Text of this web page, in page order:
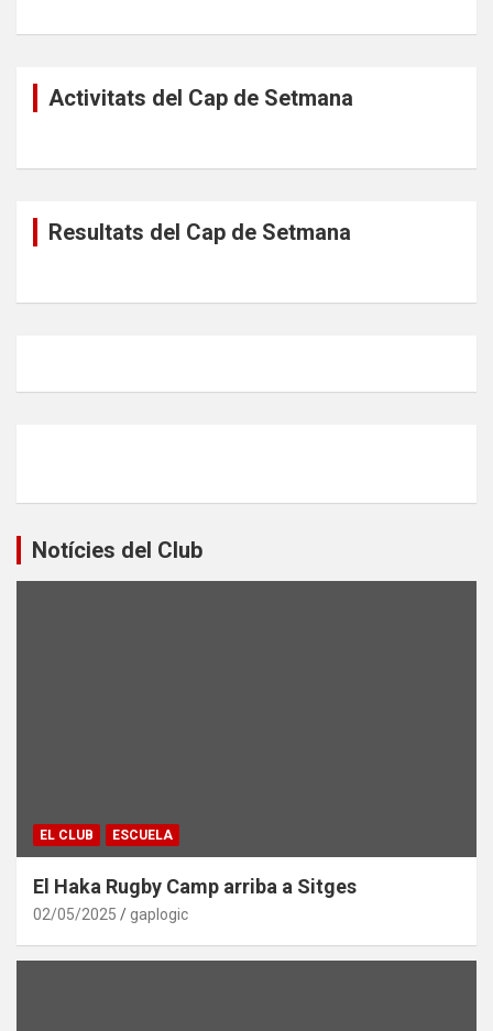
Activitats del Cap de Setmana
Resultats del Cap de Setmana
Notícies del Club
EL CLUB ESCUELA
El Haka Rugby Camp arriba a Sitges
02/05/2025 gaplogic